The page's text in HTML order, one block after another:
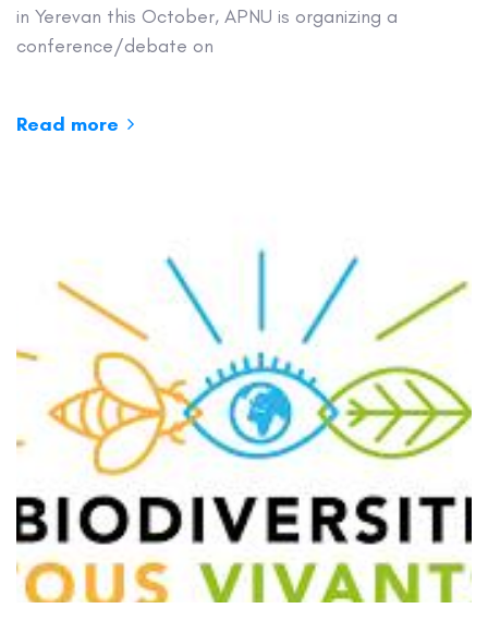
in Yerevan this October, APNU is organizing a
conference/debate on
Read more